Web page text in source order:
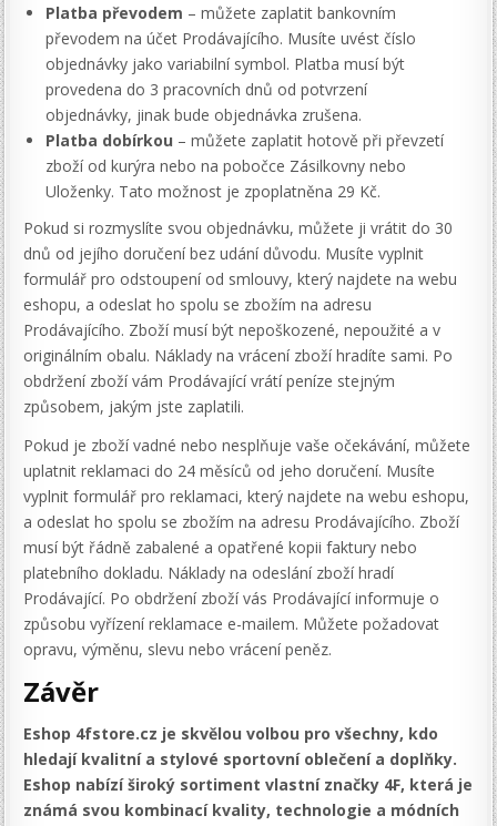
Platba převodem – můžete zaplatit bankovním
převodem na účet Prodávajícího. Musíte uvést číslo
objednávky jako variabilní symbol. Platba musí být
provedena do 3 pracovních dnů od potvrzení
objednávky, jinak bude objednávka zrušena.
Platba dobírkou – můžete zaplatit hotově při převzetí
zboží od kurýra nebo na pobočce Zásilkovny nebo
Uloženky. Tato možnost je zpoplatněna 29 Kč.
Pokud si rozmyslíte svou objednávku, můžete ji vrátit do 30
dnů od jejího doručení bez udání důvodu. Musíte vyplnit
formulář pro odstoupení od smlouvy, který najdete na webu
eshopu, a odeslat ho spolu se zbožím na adresu
Prodávajícího. Zboží musí být nepoškozené, nepoužité a v
originálním obalu. Náklady na vrácení zboží hradíte sami. Po
obdržení zboží vám Prodávající vrátí peníze stejným
způsobem, jakým jste zaplatili.
Pokud je zboží vadné nebo nesplňuje vaše očekávání, můžete
uplatnit reklamaci do 24 měsíců od jeho doručení. Musíte
vyplnit formulář pro reklamaci, který najdete na webu eshopu,
a odeslat ho spolu se zbožím na adresu Prodávajícího. Zboží
musí být řádně zabalené a opatřené kopii faktury nebo
platebního dokladu. Náklady na odeslání zboží hradí
Prodávající. Po obdržení zboží vás Prodávající informuje o
způsobu vyřízení reklamace e-mailem. Můžete požadovat
opravu, výměnu, slevu nebo vrácení peněz.
Závěr
Eshop 4fstore.cz je skvělou volbou pro všechny, kdo
hledají kvalitní a stylové sportovní oblečení a doplňky.
Eshop nabízí široký sortiment vlastní značky 4F, která je
známá svou kombinací kvality, technologie a módních